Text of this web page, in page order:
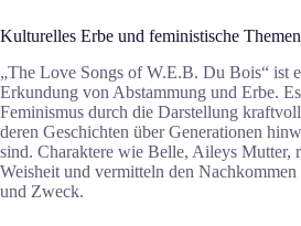
Kulturelles Erbe und feministische Themen
„The Love Songs of W.E.B. Du Bois“ ist
Erkundung von Abstammung und Erbe.
Feminismus durch die Darstellung
deren Geschichten über Generationen
sind. Charaktere wie Belle, Aileys Mutter,
Weisheit und vermitteln den
und Zweck.